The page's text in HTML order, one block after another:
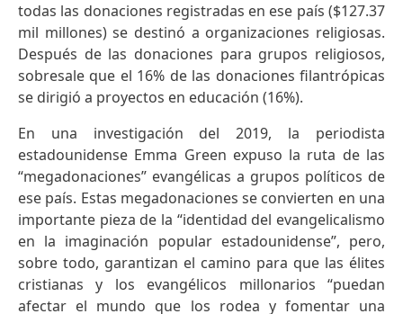
todas las donaciones registradas en ese país ($127.37
mil millones) se destinó a organizaciones religiosas.
Después de las donaciones para grupos religiosos,
sobresale que el 16% de las donaciones filantrópicas
se dirigió a proyectos en educación (16%).
En una investigación del 2019, la periodista
estadounidense Emma Green expuso la ruta de las
“megadonaciones” evangélicas a grupos políticos de
ese país. Estas megadonaciones se convierten en una
importante pieza de la “identidad del evangelicalismo
en la imaginación popular estadounidense”, pero,
sobre todo, garantizan el camino para que las élites
cristianas y los evangélicos millonarios “puedan
afectar el mundo que los rodea y fomentar una